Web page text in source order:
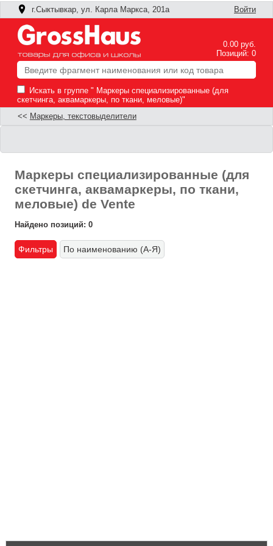
г.Сыктывкар, ул. Карла Маркса, 201а Войти
0.00 руб.
Позиций: 0
Искать в группе " Маркеры специализированные (для
скетчинга, аквамаркеры, по ткани, меловые)"
<< Маркеры, текстовыделители
Маркеры специализированные (для
скетчинга, аквамаркеры, по ткани,
меловые) de Vente
Найдено позиций: 0
Фильтры По наименованию (А-Я)